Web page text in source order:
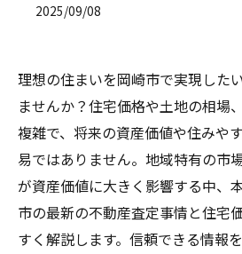
2025/09/08
理想の住まいを岡崎市で実現した
ませんか？住宅価格や土地の相場
複雑で、将来の資産価値や住みや
易ではありません。地域特有の市
が資産価値に大きく影響する中、
市の最新の不動産査定事情と住宅
すく解説します。信頼できる情報